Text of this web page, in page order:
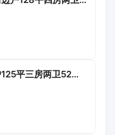
四季澜山边户125平三房两卫52万包过户